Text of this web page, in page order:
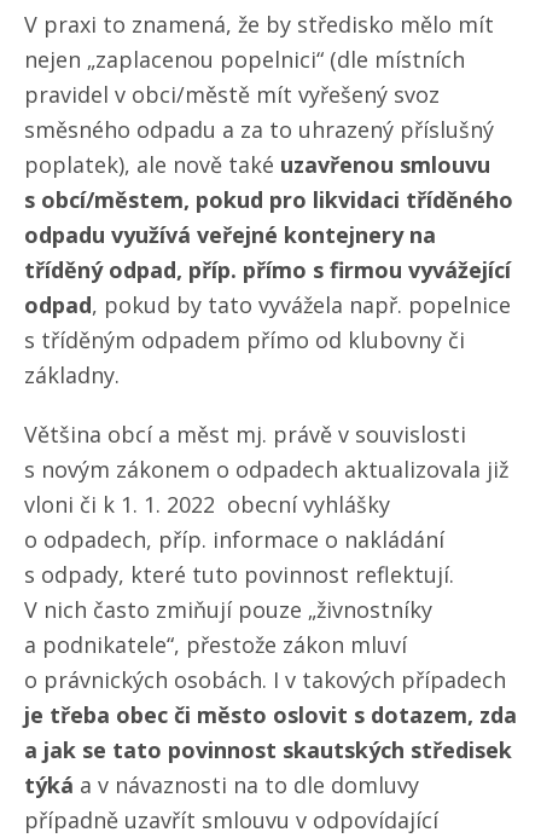
V praxi to znamená, že by středisko mělo mít
nejen „zaplacenou popelnici“ (dle místních
pravidel v obci/​městě mít vyřešený svoz
směsného odpadu a za to uhrazený příslušný
poplatek), ale nově také uzavřenou smlouvu
s obcí/městem, pokud pro likvidaci tříděného
odpadu využívá veřejné kontejnery na
tříděný odpad, příp. přímo s firmou vyvážející
odpad, pokud by tato vyvážela např. popelnice
s tříděným odpadem přímo od klubovny či
základny.
Většina obcí a měst mj. právě v souvislosti
s novým zákonem o odpadech aktualizovala již
vloni či k 1. 1. 2022 obecní vyhlášky
o odpadech, příp. informace o nakládání
s odpady, které tuto povinnost reflektují.
V nich často zmiňují pouze „živnostníky
a podnikatele“, přestože zákon mluví
o právnických osobách. I v takových případech
je třeba obec či město oslovit s dotazem, zda
a jak se tato povinnost skautských středisek
týká a v návaznosti na to dle domluvy
případně uzavřít smlouvu v odpovídající